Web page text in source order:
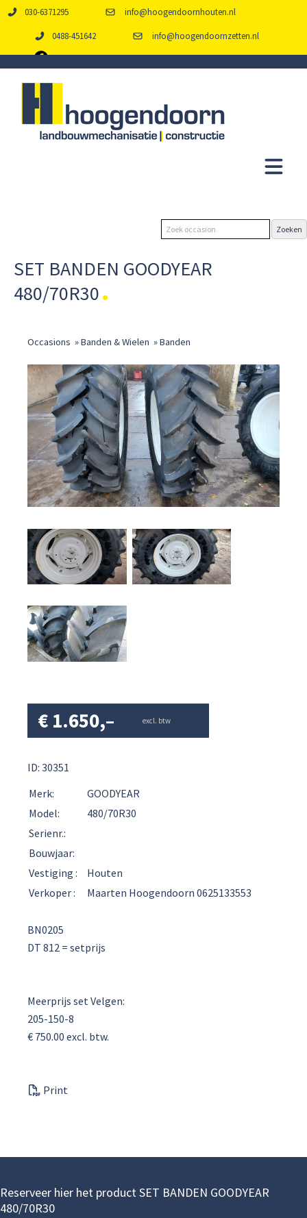
030-6371295 info@hoogendoornhouten.nl
0488-451642 info@hoogendoornzetten.nl
SET BANDEN GOODYEAR
480/70R30
Occasions »Banden & Wielen »Banden
€ 1.650,– excl. btw
ID: 30351
Merk:
GOODYEAR
Model:
480/70R30
Serienr.:
Bouwjaar:
Vestiging :
Houten
Verkoper :
Maarten Hoogendoorn 0625133553
BN0205
DT 812 = setprijs
Meerprijs set Velgen:
205-150-8
€ 750.00 excl. btw.
Print
Reserveer hier het product SET BANDEN GOODYEAR
480/70R30